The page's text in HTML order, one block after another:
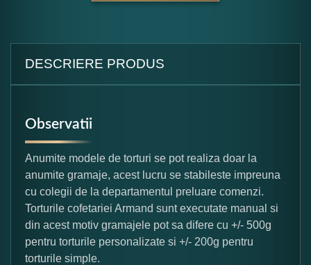
DESCRIERE PRODUS
Observatii
Anumite modele de torturi se pot realiza doar la
anumite gramaje, acest lucru se stabileste impreuna
cu colegii de la departamentul preluare comenzi.
Torturile cofetariei Armand sunt executate manual si
din acest motiv gramajele pot sa difere cu +/- 500g
pentru torturile personalizate si +/- 200g pentru
torturile simple.